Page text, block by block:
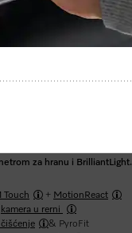
za hranu i BrilliantLight.
Touch + MotionReact
kamera u rerni
& PyroFit